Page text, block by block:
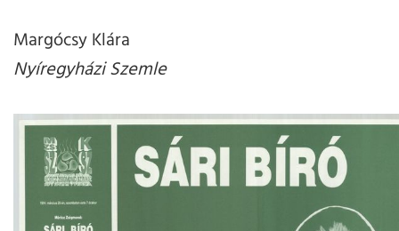
Margócsy Klára
Nyíregyházi Szemle